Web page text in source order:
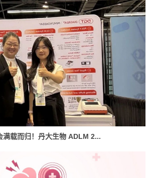
满载而归！丹大生物 ADLM 2...